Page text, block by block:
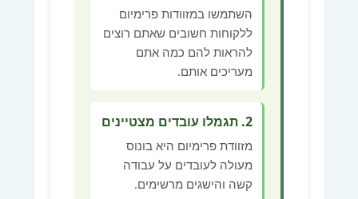
השתמשו במזוודות פרימיום
ללקוחות חשובים שאתם רוצים
להראות להם כמה אתם
מעריכים אותם.
2. תגמלו עובדים מצטיינים
מזוודת פרימיום היא בונוס
מעולה לעובדים על עבודה
קשה והישגים מרשימים.